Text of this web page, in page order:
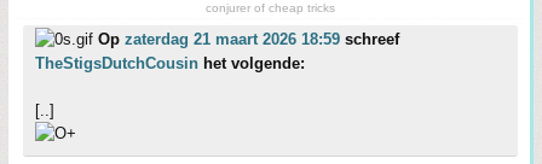
conjurer of cheap tricks
Op zaterdag 21 maart 2026 18:59 schreef
TheStigsDutchCousin het volgende:
[..]